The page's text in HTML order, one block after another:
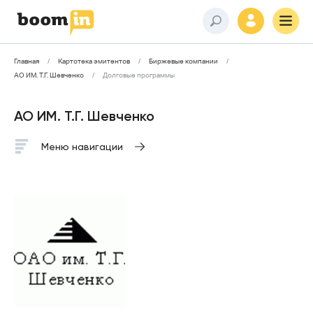
Главная Картотека эмитентов
Биржевые компании
АО ИМ. Т.Г. Шевченко
Долговые программы
АО ИМ. Т.Г. Шевченко
Меню навигации